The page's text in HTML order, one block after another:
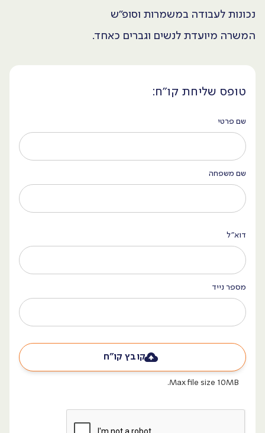
נכונות לעבודה במשמרות וסופ"ש
המשרה מיועדת לנשים וגברים כאחד.
טופס שליחת קו״ח:
שם פרטי
שם משפחה
דוא״ל
מספר נייד
קובץ קו״ח
Max file size 10MB.